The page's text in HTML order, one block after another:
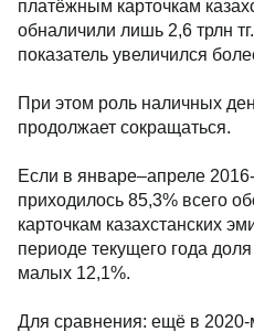
платёжным карточкам
обналичили лишь 2,6 трлн
показатель увеличился
При этом роль наличных
продолжает сокращаться.
Если в январе–апреле
приходилось 85,3% всего
карточкам казахстанских
периоде текущего года
малых 12,1%.
Для сравнения: ещё в